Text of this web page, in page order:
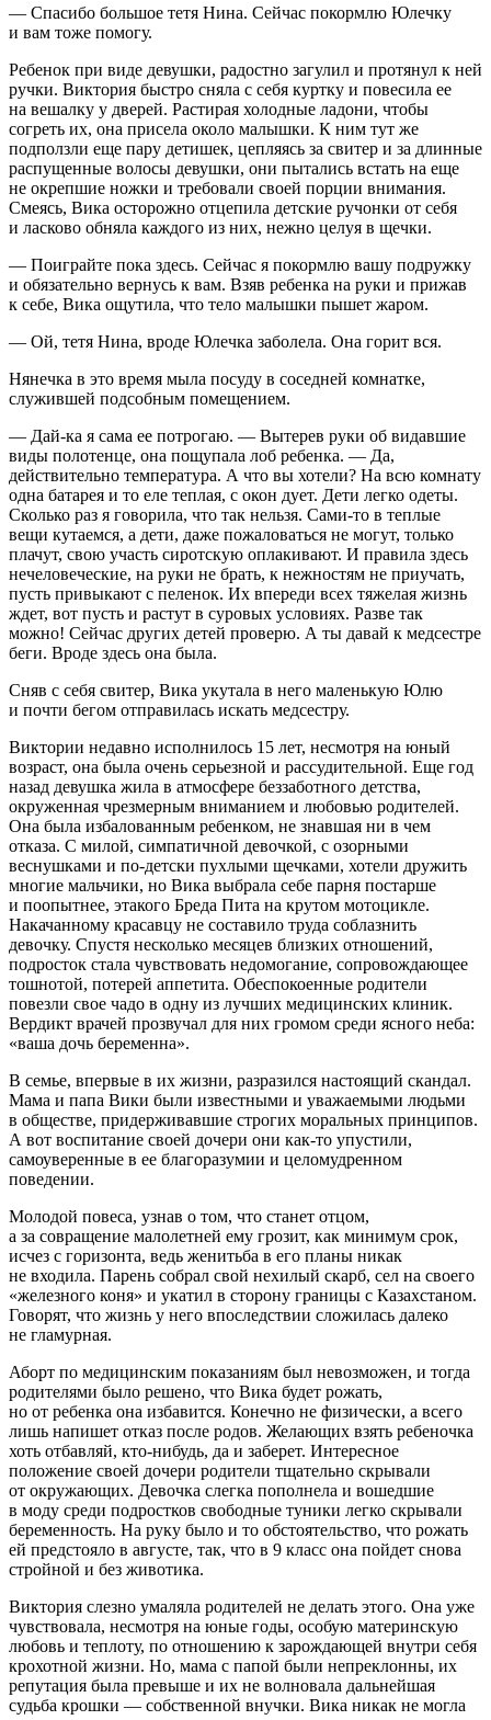
— Спасибо большое тетя Нина. Сейчас покормлю Юлечку
и вам тоже помогу.
Ребенок при виде девушки, радостно загулил и протянул к ней
ручки. Виктория быстро сняла с себя куртку и повесила ее
на вешалку у дверей. Растирая холодные ладони, чтобы
согреть их, она присела около малышки. К ним тут же
подползли еще пару детишек, цепляясь за свитер и за длинные
распущенные волосы девушки, они пытались встать на еще
не окрепшие ножки и требовали своей порции внимания.
Смеясь, Вика осторожно отцепила детские ручонки от себя
и ласково обняла каждого из них, нежно целуя в щечки.
— Поиграйте пока здесь. Сейчас я покормлю вашу подружку
и обязательно вернусь к вам. Взяв ребенка на руки и прижав
к себе, Вика ощутила, что тело малышки пышет жаром.
— Ой, тетя Нина, вроде Юлечка заболела. Она горит вся.
Нянечка в это время мыла посуду в соседней комнатке,
служившей подсобным помещением.
— Дай-ка я сама ее потрогаю. — Вытерев руки об видавшие
виды полотенце, она пощупала лоб ребенка. — Да,
действительно температура. А что вы хотели? На всю комнату
одна батарея и то еле теплая, с окон дует. Дети легко одеты.
Сколько раз я говорила, что так нельзя. Сами-то в теплые
вещи кутаемся, а дети, даже пожаловаться не могут, только
плачут, свою участь сиротскую оплакивают. И правила здесь
нечеловеческие, на руки не брать, к нежностям не приучать,
пусть привыкают с пеленок. Их впереди всех тяжелая жизнь
ждет, вот пусть и растут в суровых условиях. Разве так
можно! Сейчас других детей проверю. А ты давай к медсестре
беги. Вроде здесь она была.
Сняв с себя свитер, Вика укутала в него маленькую Юлю
и почти бегом отправилась искать медсестру.
Виктории недавно исполнилось 15 лет, несмотря на юный
возраст, она была очень серьезной и рассудительной. Еще год
назад девушка жила в атмосфере беззаботного детства,
окруженная чрезмерным вниманием и любовью родителей.
Она была избалованным ребенком, не знавшая ни в чем
отказа. С милой, симпатичной девочкой, с озорными
веснушками и по-детски пухлыми щечками, хотели дружить
многие мальчики, но Вика выбрала себе парня постарше
и поопытнее, этакого Бреда Пита на крутом мотоцикле.
Накачанному красавцу не составило труда соблазнить
девочку. Спустя несколько месяцев близких отношений,
подросток стала чувствовать недомогание, сопровождающее
тошнотой, потерей аппетита. Обеспокоенные родители
повезли свое чадо в одну из лучших медицинских клиник.
Вердикт врачей прозвучал для них громом среди ясного неба:
«ваша дочь беременна».
В семье, впервые в их жизни, разразился настоящий скандал.
Мама и папа Вики были известными и уважаемыми людьми
в обществе, придерживавшие строгих моральных принципов.
А вот воспитание своей дочери они как-то упустили,
самоуверенные в ее благоразумии и целомудренном
поведении.
Молодой повеса, узнав о том, что станет отцом,
а за совращение малолетней ему грозит, как минимум срок,
исчез с горизонта, ведь женитьба в его планы никак
не входила. Парень собрал свой нехилый скарб, сел на своего
«железного коня» и укатил в сторону границы с Казахстаном.
Говорят, что жизнь у него впоследствии сложилась далеко
не гламурная.
Аборт по медицинским показаниям был невозможен, и тогда
родителями было решено, что Вика будет рожать,
но от ребенка она избавится. Конечно не физически, а всего
лишь напишет отказ после родов. Желающих взять ребеночка
хоть отбавляй, кто-нибудь, да и заберет. Интересное
положение своей дочери родители тщательно скрывали
от окружающих. Девочка слегка пополнела и вошедшие
в моду среди подростков свободные туники легко скрывали
беременность. На руку было и то обстоятельство, что рожать
ей предстояло в августе, так, что в 9 класс она пойдет снова
стройной и без животика.
Виктория слезно умаляла родителей не делать этого. Она уже
чувствовала, несмотря на юные годы, особую материнскую
любовь и теплоту, по отношению к зарождающей внутри себя
крохотной жизни. Но, мама с папой были непреклонны, их
репутация была превыше и их не волновала дальнейшая
судьба крошки — собственной внучки. Вика никак не могла